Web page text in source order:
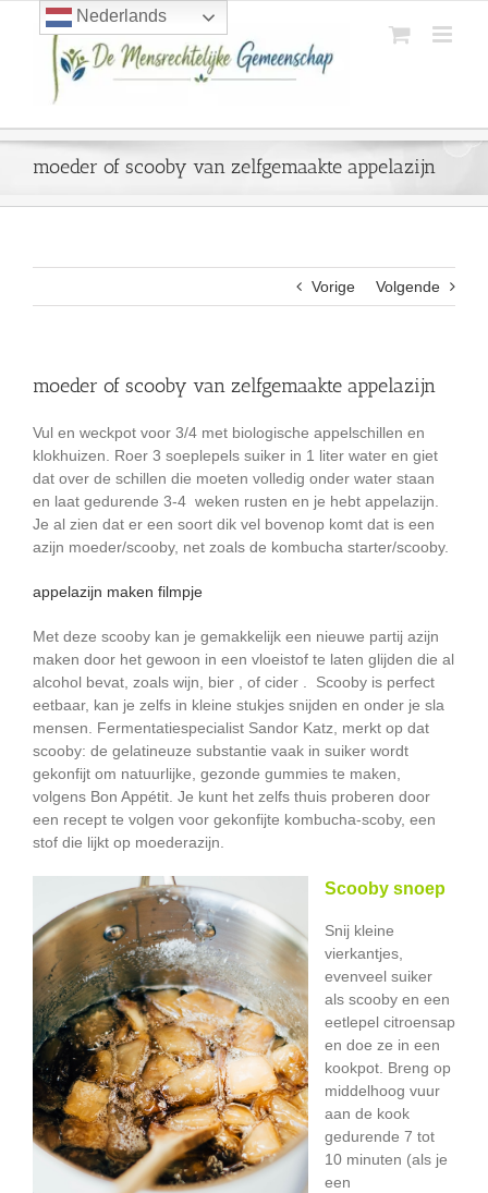
moeder of scooby van zelfgemaakte appelazijn
Vorige Volgende
moeder of scooby van zelfgemaakte appelazijn
Vul en weckpot voor 3/4 met biologische appelschillen en
klokhuizen. Roer 3 soeplepels suiker in 1 liter water en giet
dat over de schillen die moeten volledig onder water staan
en laat gedurende 3-4 weken rusten en je hebt appelazijn.
Je al zien dat er een soort dik vel bovenop komt dat is een
azijn moeder/scooby, net zoals de kombucha starter/scooby.
appelazijn maken filmpje
Met deze scooby kan je gemakkelijk een nieuwe partij azijn
maken door het gewoon in een vloeistof te laten glijden die al
alcohol bevat, zoals wijn, bier , of cider . Scooby is perfect
eetbaar, kan je zelfs in kleine stukjes snijden en onder je sla
mensen. Fermentatiespecialist Sandor Katz, merkt op dat
scooby: de gelatineuze substantie vaak in suiker wordt
gekonfijt om natuurlijke, gezonde gummies te maken,
volgens Bon Appétit. Je kunt het zelfs thuis proberen door
een recept te volgen voor gekonfijte kombucha-scoby, een
stof die lijkt op moederazijn.
Scooby snoep
Snij kleine
vierkantjes,
evenveel suiker
als scooby en een
eetlepel citroensap
en doe ze in een
kookpot. Breng op
middelhoog vuur
aan de kook
gedurende 7 tot
10 minuten (als je
een
Nederlands